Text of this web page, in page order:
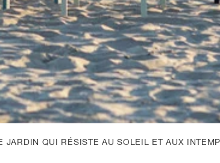
QUI RÉSISTE AU SOLEIL ET AUX